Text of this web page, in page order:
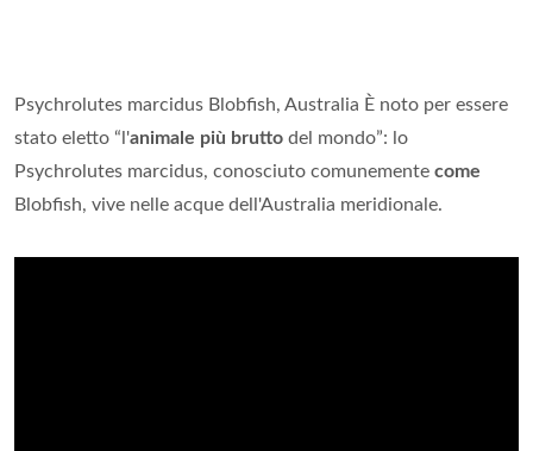
Psychrolutes marcidus Blobfish, Australia È noto per essere
stato eletto “l'animale più brutto del mondo”: lo
Psychrolutes marcidus, conosciuto comunemente come
Blobfish, vive nelle acque dell'Australia meridionale.